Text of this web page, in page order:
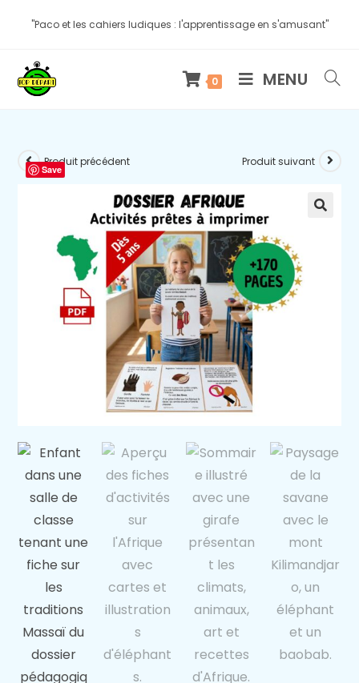
"Paco et les cahiers ludiques : l'apprentissage en s'amusant"
0 MENU
Produit précédent Produit suivant
Save